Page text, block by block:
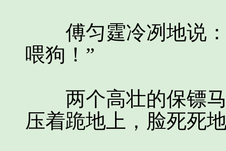
傅匀霆冷冽地说：
喂狗！”
两个高壮的保镖马
压着跪地上，脸死死